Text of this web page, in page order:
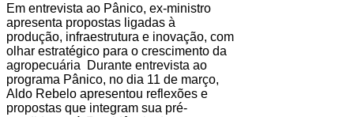
Em entrevista ao Pânico, ex-ministro
apresenta propostas ligadas à
produção, infraestrutura e inovação, com
olhar estratégico para o crescimento da
agropecuária Durante entrevista ao
programa Pânico, no dia 11 de março,
Aldo Rebelo apresentou reflexões e
propostas que integram sua pré-